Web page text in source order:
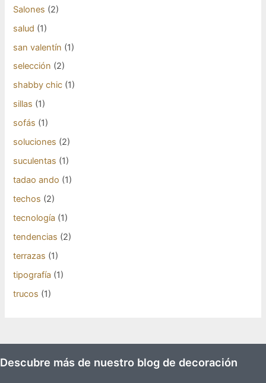
Salones (2)
salud (1)
san valentín (1)
selección (2)
shabby chic (1)
sillas (1)
sofás (1)
soluciones (2)
suculentas (1)
tadao ando (1)
techos (2)
tecnología (1)
tendencias (2)
terrazas (1)
tipografía (1)
trucos (1)
Descubre más de nuestro blog de decoración